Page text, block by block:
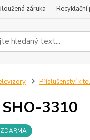
záruka
Příslušenství k
3310